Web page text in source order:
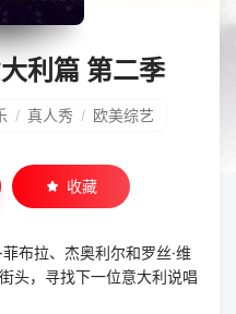
利篇 第二季
/ 真人秀 / 欧美综艺
收藏
布拉、杰奥利尔和罗丝·维
头，寻找下一位意大利说唱